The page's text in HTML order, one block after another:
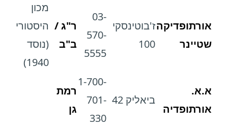
אורתופדיקה
שטיינר
ז'בוטינסקי
100
03-
570-
5555
ר"ג /
ב"ב
מכון
היסטורי
(נוסד
1940)
א.א.
אורתופדיה
ביאליק 42
1-700-
701-
330
רמת
גן